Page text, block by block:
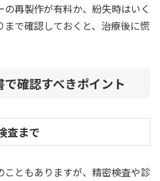
再製作が有料か、紛失時はいく
まで確認しておくと、治療後に慌
確認すべきポイント
査まで
ともありますが、精密検査や診